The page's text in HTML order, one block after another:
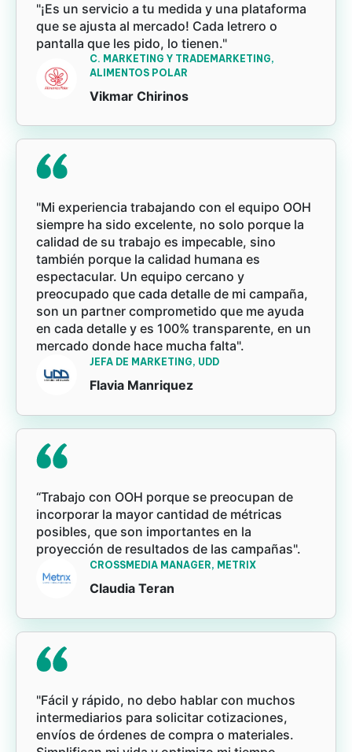
"¡Es un servicio a tu medida y una plataforma
que se ajusta al mercado! Cada letrero o
pantalla que les pido, lo tienen."
C. MARKETING Y TRADEMARKETING,
ALIMENTOS POLAR
Vikmar Chirinos
"Mi experiencia trabajando con el equipo OOH
siempre ha sido excelente, no solo porque la
calidad de su trabajo es impecable, sino
también porque la calidad humana es
espectacular. Un equipo cercano y
preocupado que cada detalle de mi campaña,
son un partner comprometido que me ayuda
en cada detalle y es 100% transparente, en un
mercado donde hace mucha falta".
JEFA DE MARKETING, UDD
Flavia Manriquez
“Trabajo con OOH porque se preocupan de
incorporar la mayor cantidad de métricas
posibles, que son importantes en la
proyección de resultados de las campañas".
CROSSMEDIA MANAGER, METRIX
Claudia Teran
"Fácil y rápido, no debo hablar con muchos
intermediarios para solicitar cotizaciones,
envíos de órdenes de compra o materiales.